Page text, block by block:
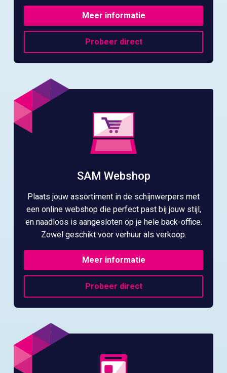
Meer informatie
Probeer direct
SAM Webshop
Plaats jouw assortiment in de schijnwerpers met
een online webshop die perfect past bij jouw stijl,
en naadloos is aangesloten op je hele back-office.
Zowel geschikt voor verhuur als verkoop.
Meer informatie
Probeer direct